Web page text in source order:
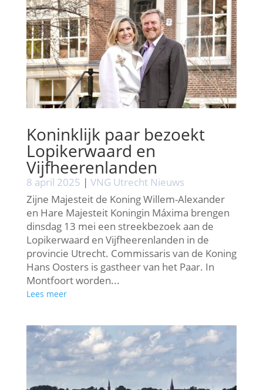
Koninklijk paar bezoekt
Lopikerwaard en
Vijfheerenlanden
8 april 2025 | VNG Utrecht Nieuws
Zijne Majesteit de Koning Willem-Alexander
en Hare Majesteit Koningin Máxima brengen
dinsdag 13 mei een streekbezoek aan de
Lopikerwaard en Vijfheerenlanden in de
provincie Utrecht. Commissaris van de Koning
Hans Oosters is gastheer van het Paar. In
Montfoort worden...
Lees meer